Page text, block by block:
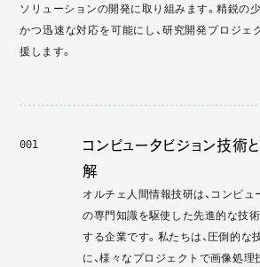
ソリューションの開発に取り組みます。精鋭の
かつ迅速な対応を可能にし、研究開発プロジェ
援します。
001
コンピュータビジョン技術
解
オルチェ人間情報技研は、コンピ
の専門知識を駆使した先進的な技
する企業です。私たちは、圧倒的
に、様々なプロジェクトで画像処